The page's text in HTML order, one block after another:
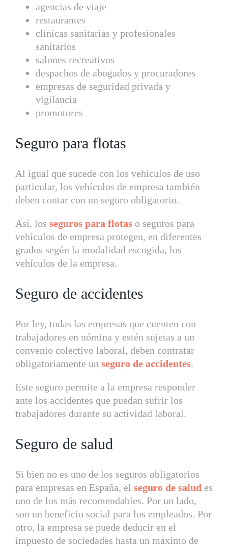
agencias de viaje
restaurantes
clínicas sanitarias y profesionales
sanitarios
salones recreativos
despachos de abogados y procuradores
empresas de seguridad privada y
vigilancia
promotores
Seguro para flotas
Al igual que sucede con los vehículos de uso
particular, los vehículos de empresa también
deben contar con un seguro obligatorio.
Así, los seguros para flotas o seguros para
vehículos de empresa protegen, en diferentes
grados según la modalidad escogida, los
vehículos de la empresa.
Seguro de accidentes
Por ley, todas las empresas que cuenten con
trabajadores en nómina y estén sujetas a un
convenio colectivo laboral, deben contratar
obligatoriamente un seguro de accidentes.
Este seguro permite a la empresa responder
ante los accidentes que puedan sufrir los
trabajadores durante su actividad laboral.
Seguro de salud
Si bien no es uno de los seguros obligatorios
para empresas en España, el seguro de salud es
uno de los más recomendables. Por un lado,
son un beneficio social para los empleados. Por
otro, la empresa se puede deducir en el
impuesto de sociedades hasta un máximo de